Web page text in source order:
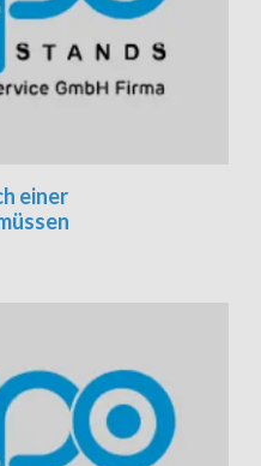
einer